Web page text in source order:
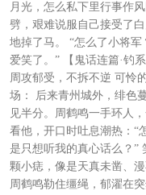
月光，怎么私下里行事作
劈，艰难说服自己接受了
地掉了马。 “怎么了小将
爱笑了。” 【鬼话连篇·钓
周攻郁受，不拆不逆 可怜
场： 后来青州城外，绯色
见半分。周鹤鸣一手环人
看他，开口时吐息潮热：“
是只想听我的真心话么？”
颗小痣，像是天真未凿、
周鹤鸣勒住缰绳，郁濯在